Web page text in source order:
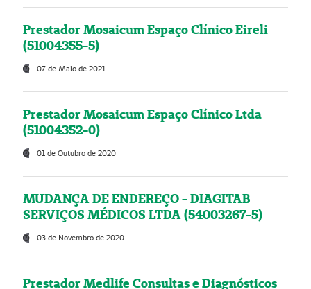
Prestador Mosaicum Espaço Clínico Eireli
(51004355-5)
07 de Maio de 2021
Prestador Mosaicum Espaço Clínico Ltda
(51004352-0)
01 de Outubro de 2020
MUDANÇA DE ENDEREÇO - DIAGITAB
SERVIÇOS MÉDICOS LTDA (54003267-5)
03 de Novembro de 2020
Prestador Medlife Consultas e Diagnósticos